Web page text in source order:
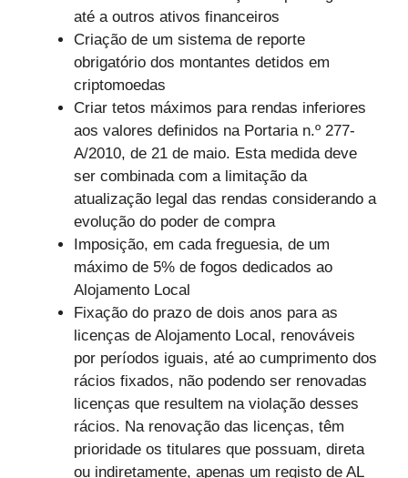
até a outros ativos financeiros
Criação de um sistema de reporte
obrigatório dos montantes detidos em
criptomoedas
Criar tetos máximos para rendas inferiores
aos valores definidos na Portaria n.º 277-
A/2010, de 21 de maio. Esta medida deve
ser combinada com a limitação da
atualização legal das rendas considerando a
evolução do poder de compra
Imposição, em cada freguesia, de um
máximo de 5% de fogos dedicados ao
Alojamento Local
Fixação do prazo de dois anos para as
licenças de Alojamento Local, renováveis
por períodos iguais, até ao cumprimento dos
rácios fixados, não podendo ser renovadas
licenças que resultem na violação desses
rácios. Na renovação das licenças, têm
prioridade os titulares que possuam, direta
ou indiretamente, apenas um registo de AL